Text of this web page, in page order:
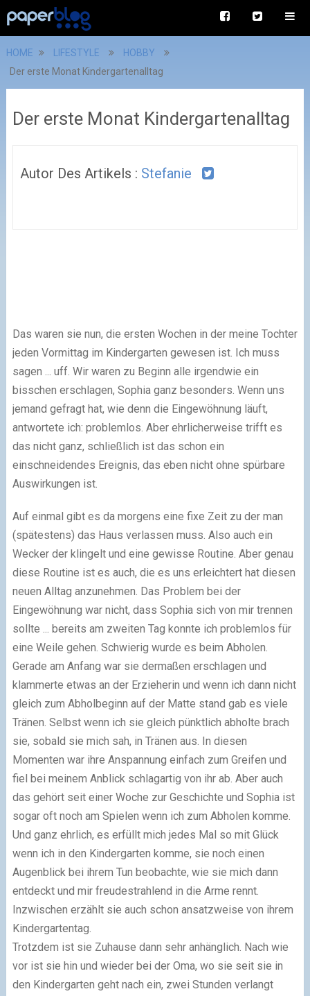
HOME LIFESTYLE
HOBBY
Der erste Monat Kindergartenalltag
Der erste Monat Kindergartenalltag
Autor Des Artikels : Stefanie
Das waren sie nun, die ersten Wochen in der meine Tochter
jeden Vormittag im Kindergarten gewesen ist. Ich muss
sagen ... uff. Wir waren zu Beginn alle irgendwie ein
bisschen erschlagen, Sophia ganz besonders. Wenn uns
jemand gefragt hat, wie denn die Eingewöhnung läuft,
antwortete ich: problemlos. Aber ehrlicherweise trifft es
das nicht ganz, schließlich ist das schon ein
einschneidendes Ereignis, das eben nicht ohne spürbare
Auswirkungen ist.
Auf einmal gibt es da morgens eine fixe Zeit zu der man
(spätestens) das Haus verlassen muss. Also auch ein
Wecker der klingelt und eine gewisse Routine. Aber genau
diese Routine ist es auch, die es uns erleichtert hat diesen
neuen Alltag anzunehmen. Das Problem bei der
Eingewöhnung war nicht, dass Sophia sich von mir trennen
sollte ... bereits am zweiten Tag konnte ich problemlos für
eine Weile gehen. Schwierig wurde es beim Abholen.
Gerade am Anfang war sie dermaßen erschlagen und
klammerte etwas an der Erzieherin und wenn ich dann nicht
gleich zum Abholbeginn auf der Matte stand gab es viele
Tränen. Selbst wenn ich sie gleich pünktlich abholte brach
sie, sobald sie mich sah, in Tränen aus. In diesen
Momenten war ihre Anspannung einfach zum Greifen und
fiel bei meinem Anblick schlagartig von ihr ab. Aber auch
das gehört seit einer Woche zur Geschichte und Sophia ist
sogar oft noch am Spielen wenn ich zum Abholen komme.
Und ganz ehrlich, es erfüllt mich jedes Mal so mit Glück
wenn ich in den Kindergarten komme, sie noch einen
Augenblick bei ihrem Tun beobachte, wie sie mich dann
entdeckt und mir freudestrahlend in die Arme rennt.
Inzwischen erzählt sie auch schon ansatzweise von ihrem
Kindergartentag.
Trotzdem ist sie Zuhause dann sehr anhänglich. Nach wie
vor ist sie hin und wieder bei der Oma, wo sie seit sie in
den Kindergarten geht nach ein, zwei Stunden verlangt